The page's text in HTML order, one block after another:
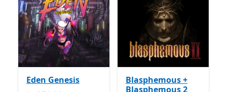
Eden Genesis
Blasphemous +
Blasphemous 2